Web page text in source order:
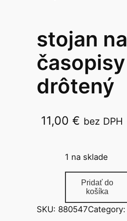
stojan na
časopisy
drôtený
11,00€ bez DPH
1 na sklade
o
ž
Pridať do
košíka
SKU: 880547Category: